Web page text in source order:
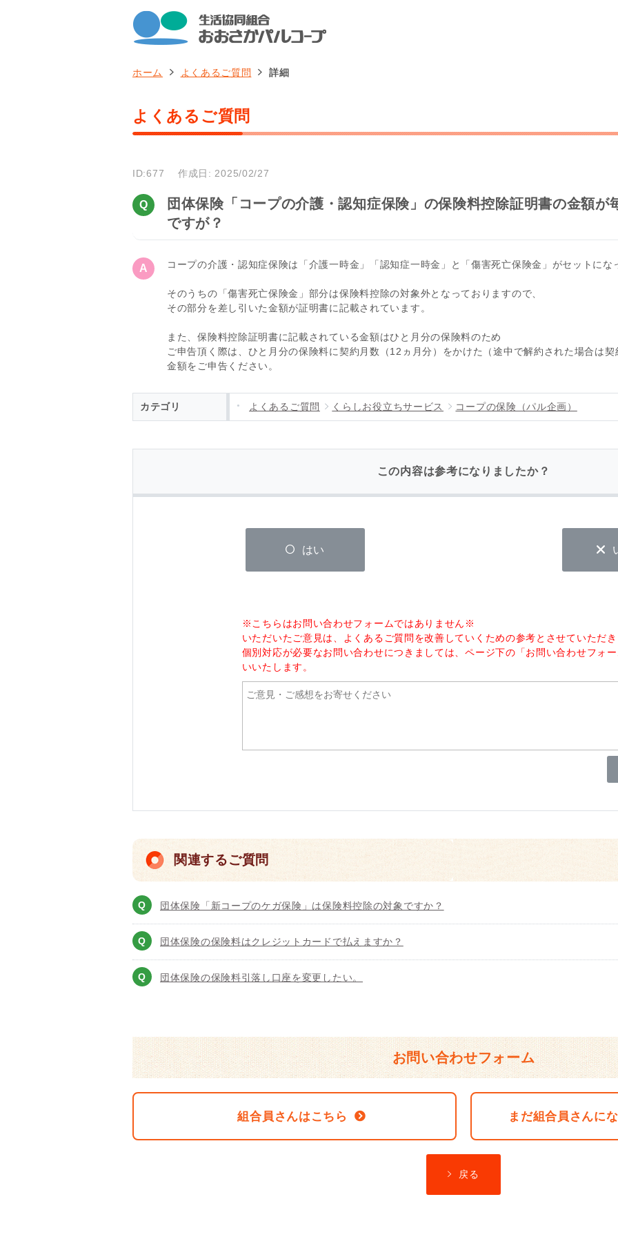
ホーム よくあるご質問 詳細
よくあるご質問
ID:677 作成日: 2025/02/27
団体保険「コープの介護・認知症保険」の保険料控除証明書の金額が
ですが？
コープの介護・認知症保険は「介護一時金」「認知症一時金」と「傷害死亡保険金」がセットにな
そのうちの「傷害死亡保険金」部分は保険料控除の対象外となっておりますので、
その部分を差し引いた金額が証明書に記載されています。
また、保険料控除証明書に記載されている金額はひと月分の保険料のため
ご申告頂く際は、ひと月分の保険料に契約月数（12ヵ月分）をかけた（途中で解約された場合は契
金額をご申告ください。
カテゴリ よくあるご質問 くらしお役立ちサービス コープの保険（パル企画）
この内容は参考になりましたか？
はい
※こちらはお問い合わせフォームではありません※
いただいたご意見は、よくあるご質問を改善していくための参考とさせていただき
個別対応が必要なお問い合わせにつきましては、ページ下の「お問い合わせフォ
いいたします。
関連するご質問
団体保険「新コープのケガ保険」は保険料控除の対象ですか？
団体保険の保険料はクレジットカードで払えますか？
団体保険の保険料引落し口座を変更したい。
お問い合わせフォーム
組合員さんはこちら まだ組合員さんに
戻る